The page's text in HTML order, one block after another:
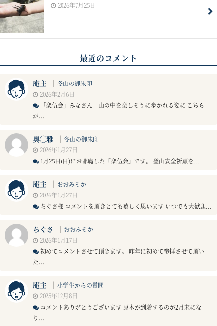
2026年7月25日
最近のコメント
庵主 ｜ 冬山の御朱印
2026年2月6日
「楽伍会」みなさん 山の中を楽しそうに歩かれる姿に こちら
が...
奥◯雅 ｜ 冬山の御朱印
2026年1月27日
1月25日(日)にお邪魔した「楽伍会」です。 登山安全祈願を...
庵主 ｜ おおみそか
2026年1月27日
ちぐさ様 コメントを頂きとても嬉しく思います いつでも大歓迎...
ちぐさ ｜ おおみそか
2026年1月17日
初めてコメントさせて頂きます。 昨年に初めて参拝させて頂い
た...
庵主 ｜ 小学生からの質問
2025年12月8日
コメントありがとうございます 原木が到着するのが2月末にな
り...